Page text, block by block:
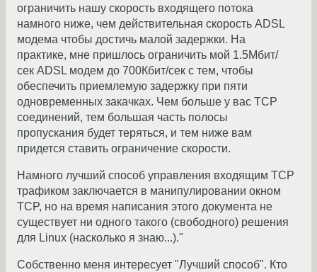
ограничить нашу скорость входящего потока
намного ниже, чем действительная скорость ADSL
модема чтобы достичь малой задержки. На
практике, мне пришлось ограничить мой 1.5Мбит/
сек ADSL модем до 700Кбит/сек с тем, чтобы
обеспечить приемлемую задержку при пяти
одновременных закачках. Чем больше у вас TCP
соединений, тем большая часть полосы
пропускания будет теряться, и тем ниже вам
придется ставить ограничение скорости.
Намного лучший способ управления входящим TCP
трафиком заключается в манипулировании окном
TCP, но на время написания этого документа не
существует ни одного такого (свободного) решения
для Linux (насколько я знаю...)."
Собственно меня интересует "Лучший способ". Кто